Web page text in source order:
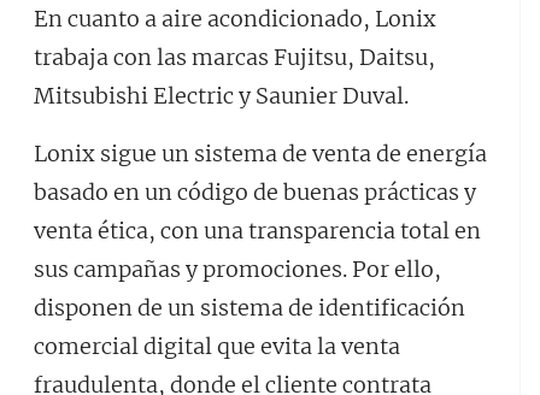
En cuanto a aire acondicionado, Lonix
trabaja con las marcas Fujitsu, Daitsu,
Mitsubishi Electric y Saunier Duval.
Lonix sigue un sistema de venta de energía
basado en un código de buenas prácticas y
venta ética, con una transparencia total en
sus campañas y promociones. Por ello,
disponen de un sistema de identificación
comercial digital que evita la venta
fraudulenta, donde el cliente contrata